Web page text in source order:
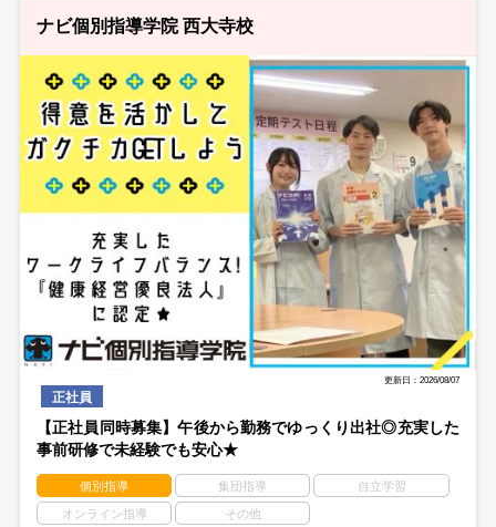
ナビ個別指導学院 西大寺校
更新日：2026/08/07
正社員
【正社員同時募集】午後から勤務でゆっくり出社◎充実した
事前研修で未経験でも安心★
個別指導 集団指導 自立学習
オンライン指導 その他